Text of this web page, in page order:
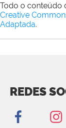
Todo o conteúdo
Creative
Adaptada.
REDES